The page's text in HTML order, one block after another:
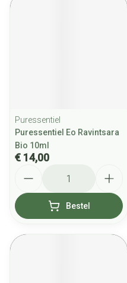
Puressentiel
Puressentiel Eo Ravintsara
Bio 10ml
€ 14,00
Bestel